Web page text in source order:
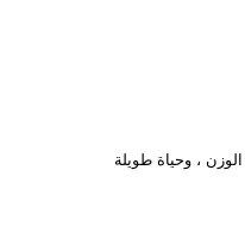
، وحياة طويلة